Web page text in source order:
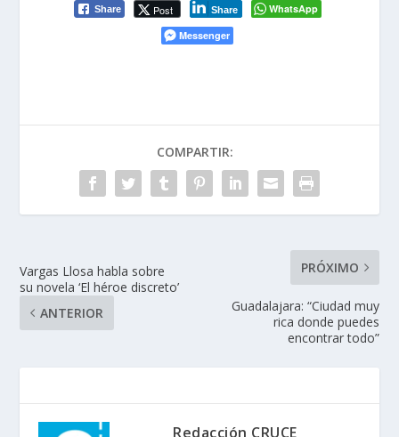
Share Post Share
WhatsApp
Messenger
COMPARTIR:
Vargas Llosa habla sobre
su novela ‘El héroe discreto’
ANTERIOR
PRÓXIMO
Guadalajara: “Ciudad muy
rica donde puedes
encontrar todo”
Redacción CRUCE